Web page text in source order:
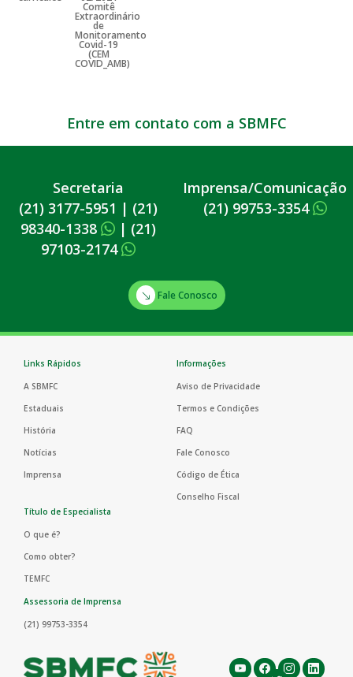
Entre em contato com a SBMFC
Secretaria
(21) 3177-5951 | (21)
98340-1338
| (21)
97103-2174
Imprensa/Comunicação
(21) 99753-3354
Fale Conosco
Links Rápidos
A SBMFC
Estaduais
História
Notícias
Imprensa
Informações
Aviso de Privacidade
Termos e Condições
FAQ
Fale Conosco
Código de Ética
Conselho Fiscal
Título de Especialista
O que é?
Como obter?
TEMFC
Assessoria de Imprensa
(21) 99753-3354